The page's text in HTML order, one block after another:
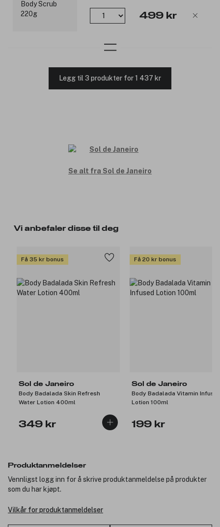
499 kr
Legg til 3 produkter for 1 437 kr
Se alt fra Sol de Janeiro
Vi anbefaler disse til deg
Få 35 kr bonus
Sol de Janeiro
Body Badalada Skin Refresh
Water Lotion 400ml
349 kr
Få 20 kr bonus
Sol de Janeiro
Body Badalada Vitamin
Lotion 100ml
199 kr
Produktanmeldelser
Vennligst logg inn for å skrive produktanmeldelse på produkter
som du har kjøpt.
Vilkår for produktanmeldelser